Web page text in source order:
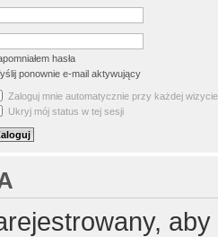
hasła
ponownie e-mail aktywujący
Zaloguj mnie automatycznie przy każdej wizycie
Ukryj mój status w tej sesji